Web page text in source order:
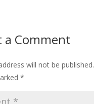
a Comment
will not be published.
*